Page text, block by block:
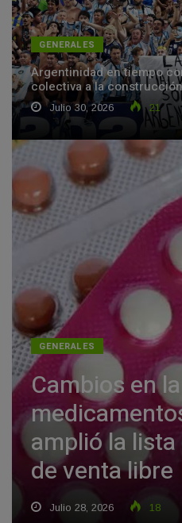
GENERALES
Argentinidad en tiempo
colectiva a la
Julio 30, 2026 21
GENERALES
Cambios en
amplió la
de venta libre
Julio 28, 2026 18